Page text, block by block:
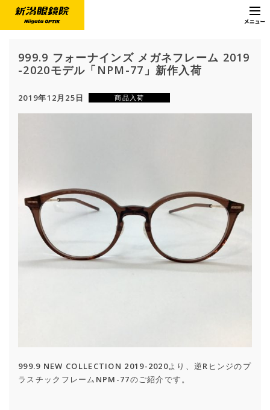
999.9 フォーナインズ メガネフレーム 2019
-2020モデル「NPM-77」新作入荷
2019年12月25日 商品入荷
999.9 NEW COLLECTION 2019-2020より、逆Rヒンジのプ
ラスチックフレームNPM-77のご紹介です。